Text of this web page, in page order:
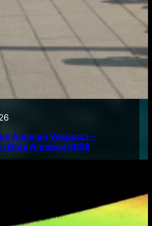
Amerigo Vespucci –
Nord America 2026